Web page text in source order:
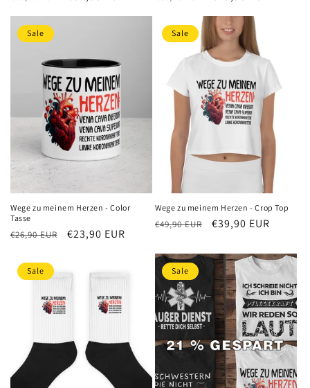
Sale
Wege zu meinem Herzen - Color
Tasse
Normaler
€26,90 EUR Verkaufspreis
€23,90 EUR
Sale
Wege zu meinem Herzen - Crop Top
Normaler
€49,90 EUR Verkaufspreis
€39,90 EUR
Sale Sale